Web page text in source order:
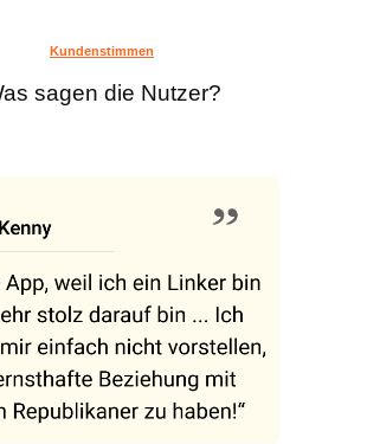
Kundenstimmen
sagen die Nutzer?